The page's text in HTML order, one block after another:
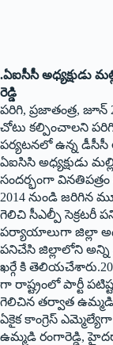
.ఏఐసీసీ అధ్యక్షుడు
రెడ్డి
పరిగి, ప్రజాతంత్ర,
చోటు కల్పించాలని
పర్యటనలో ఉన్న డీసీసీ
ఏఐసిసి అధ్యక్షుడు
సందర్భంగా
2014 నుండి జరిగిన
గెలిచి సీఎల్పీ సెక్రటరీ
ప‌ర్యాయాలుగా జిల్లా
పనిచేసి జిల్లాలోని అన్ని
ఖర్గే కి
గా రాష్ట్రంలో పార్టీ
గెలిచిన తర్వాత ఉమ్మడి
ఏకైక కాంగ్రెస్
ఉమ్మడి రంగారెడ్డి,